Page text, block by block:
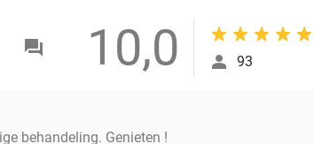
10,0 93
behandeling. Genieten !